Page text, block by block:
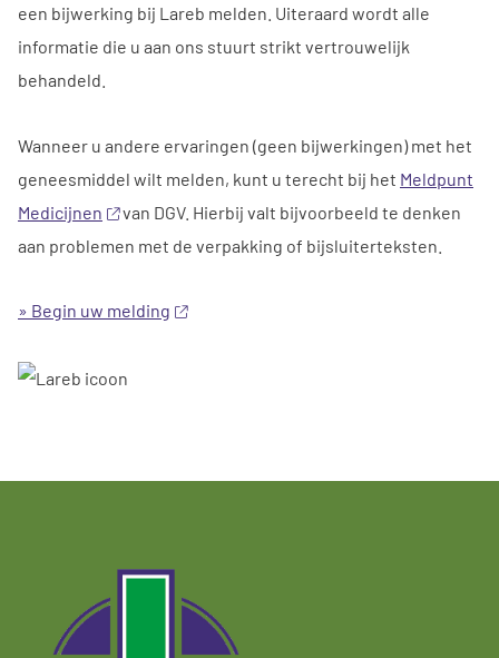
een bijwerking bij Lareb melden. Uiteraard wordt alle
informatie die u aan ons stuurt strikt vertrouwelijk
behandeld.
Wanneer u andere ervaringen (geen bijwerkingen) met het
geneesmiddel wilt melden, kunt u terecht bij het Meldpunt
Medicijnen
van DGV. Hierbij valt bijvoorbeeld te denken
aan problemen met de verpakking of bijsluiterteksten.
» Begin uw melding